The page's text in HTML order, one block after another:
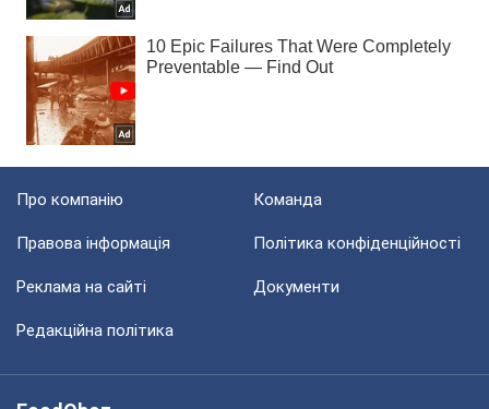
Про компанію Команда
Правова інформація Політика конфіденційності
Реклама на сайті Документи
Редакційна політика